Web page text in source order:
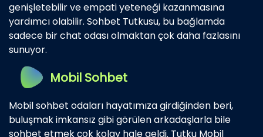
genişletebilir ve empati yeteneği kazanmasına
yardımcı olabilir. Sohbet Tutkusu, bu bağlamda
sadece bir chat odası olmaktan çok daha fazlasını
sunuyor.
Mobil Sohbet
Mobil sohbet odaları hayatımıza girdiğinden beri,
buluşmak imkansız gibi görülen arkadaşlarla bile
sohbet etmek çok kolay hale geldi. Tutku Mobil